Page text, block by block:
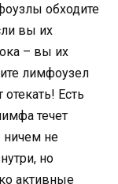
обходите
вы их
– вы их
лимфоузел
Есть
течет
не
но
активные